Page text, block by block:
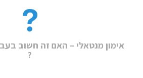
אימון מנטאלי – האם זה חשוב
?